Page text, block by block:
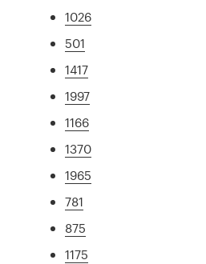
1026
501
1417
1997
1166
1370
1965
781
875
1175